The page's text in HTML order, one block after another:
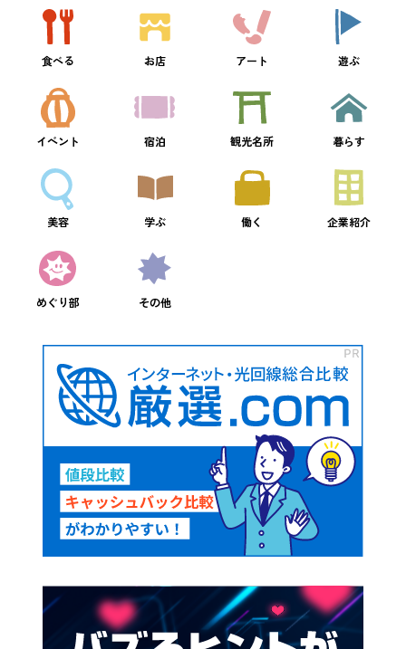
食べる お店 アート 遊ぶ
イベント 宿泊 観光名所 暮らす
美容 学ぶ 働く 企業紹介
めぐり部 その他